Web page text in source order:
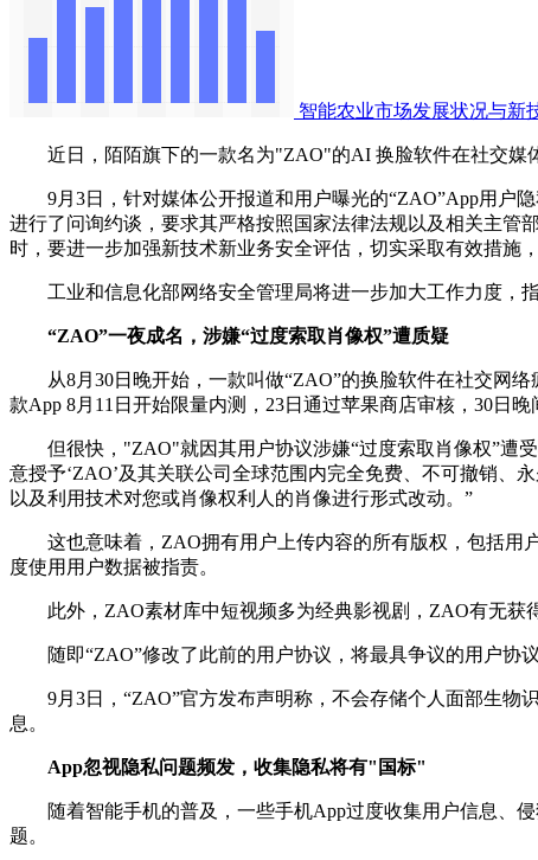
智能农业市场发展状况与新
近日，陌陌旗下的一款名为"ZAO"的AI 换脸软件在社交媒
9月3日，针对媒体公开报道和用户曝光的“ZAO”App用户隐
进行了问询约谈，要求其严格按照国家法律法规以及相关主管
时，要进一步加强新技术新业务安全评估，切实采取有效措施
工业和信息化部网络安全管理局将进一步加大工作力度，指
“ZAO”一夜成名，涉嫌“过度索取肖像权”遭质疑
从8月30日晚开始，一款叫做“ZAO”的换脸软件在社交网络
款App 8月11日开始限量内测，23日通过苹果商店审核，30日晚
但很快，"ZAO"就因其用户协议涉嫌“过度索取肖像权”遭受
意授予‘ZAO’及其关联公司全球范围内完全免费、不可撤销、
以及利用技术对您或肖像权利人的肖像进行形式改动。”
这也意味着，ZAO拥有用户上传内容的所有版权，包括用户
度使用用户数据被指责。
此外，ZAO素材库中短视频多为经典影视剧，ZAO有无获得
随即“ZAO”修改了此前的用户协议，将最具争议的用户协议
9月3日，“ZAO”官方发布声明称，不会存储个人面部生物
息。
App忽视隐私问题频发，收集隐私将有"国标"
随着智能手机的普及，一些手机App过度收集用户信息、侵
题。